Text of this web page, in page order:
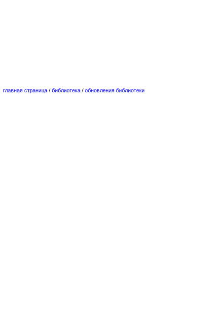
главная страница / библиотека / обновления библиотеки